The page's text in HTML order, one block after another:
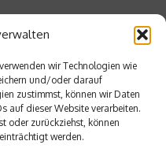
wir Technologien wie
und/oder darauf
zustimmst, können wir Daten
auf dieser Website verarbeiten.
oder zurückziehst, können
werden.